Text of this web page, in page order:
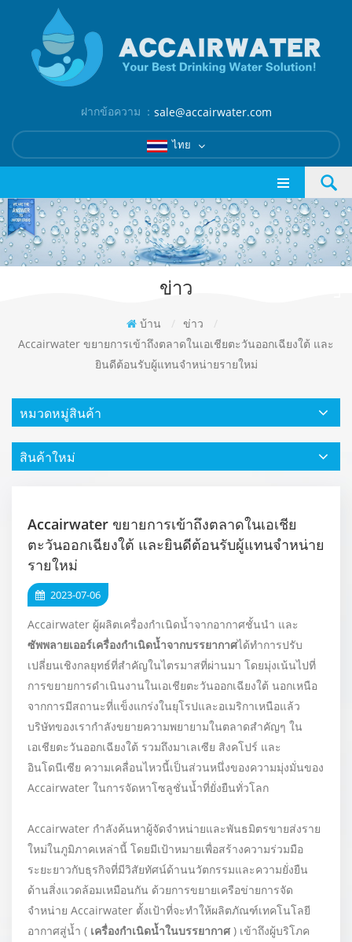
ฝากข้อความ ： sale@accairwater.com
ไทย
ข่าว
บ้าน / ข่าว
/
Accairwater ขยายการเข้าถึงตลาดในเอเชียตะวันออกเฉียงใต้ และ
ยินดีต้อนรับผู้แทนจำหน่ายรายใหม่
หมวดหมู่สินค้า
สินค้าใหม่
Accairwater ขยายการเข้าถึงตลาดในเอเชีย
ตะวันออกเฉียงใต้ และยินดีต้อนรับผู้แทนจำหน่าย
รายใหม่
2023-07-06
Accairwater ผู้ผลิตเครื่องกำเนิดน้ำจากอากาศชั้นนำ และ
ซัพพลายเออร์เครื่องกำเนิดน้ำจากบรรยากาศได้ทำการปรับ
เปลี่ยนเชิงกลยุทธ์ที่สำคัญในไตรมาสที่ผ่านมา โดยมุ่งเน้นไปที่
การขยายการดำเนินงานในเอเชียตะวันออกเฉียงใต้ นอกเหนือ
จากการมีสถานะที่แข็งแกร่งในยุโรปและอเมริกาเหนือแล้ว
บริษัทของเรากำลังขยายความพยายามในตลาดสำคัญๆ ใน
เอเชียตะวันออกเฉียงใต้ รวมถึงมาเลเซีย สิงคโปร์ และ
อินโดนีเซีย ความเคลื่อนไหวนี้เป็นส่วนหนึ่งของความมุ่งมั่นของ
Accairwater ในการจัดหาโซลูชั่นน้ำที่ยั่งยืนทั่วโลก
Accairwater กำลังค้นหาผู้จัดจำหน่ายและพันธมิตรขายส่งราย
ใหม่ในภูมิภาคเหล่านี้ โดยมีเป้าหมายเพื่อสร้างความร่วมมือ
ระยะยาวกับธุรกิจที่มีวิสัยทัศน์ด้านนวัตกรรมและความยั่งยืน
ด้านสิ่งแวดล้อมเหมือนกัน ด้วยการขยายเครือข่ายการจัด
จำหน่าย Accairwater ตั้งเป้าที่จะทำให้ผลิตภัณฑ์เทคโนโลยี
อากาศสู่น้ำ ( เครื่องกำเนิดน้ำในบรรยากาศ ) เข้าถึงผู้บริโภค